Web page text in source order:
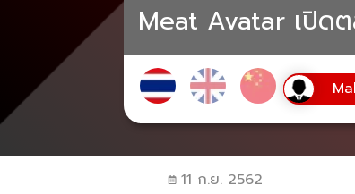
Meat Avatar เปิด
11 ก.ย. 2562